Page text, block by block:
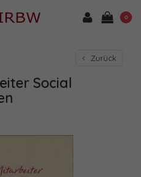
0
Zurück
Social